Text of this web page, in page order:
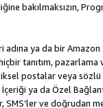
bakılmaksızın,
adına ya da bir
tanıtım,
postalar veya sözlü
ya da Özel
ve doğrudan